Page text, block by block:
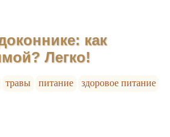
как
Легко!
травы питание
здоровое питание